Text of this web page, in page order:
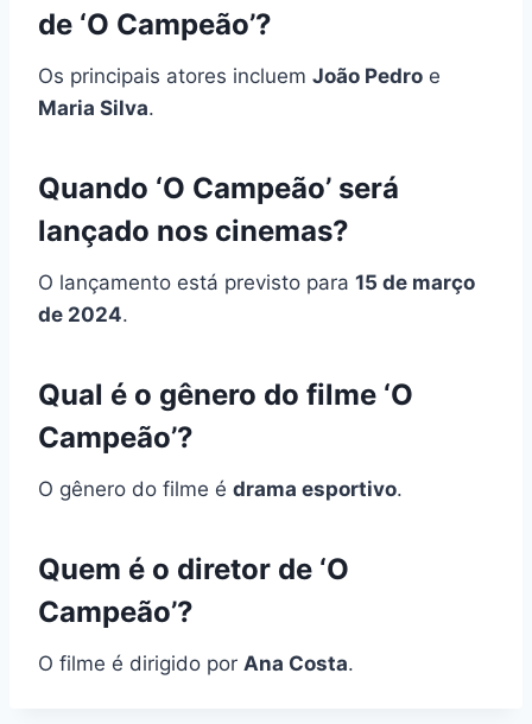
de ‘O Campeão’?
Os principais atores incluem João Pedro e
Maria Silva.
Quando ‘O Campeão’ será
lançado nos cinemas?
O lançamento está previsto para 15 de março
de 2024.
Qual é o gênero do filme ‘O
Campeão’?
O gênero do filme é drama esportivo.
Quem é o diretor de ‘O
Campeão’?
O filme é dirigido por Ana Costa.